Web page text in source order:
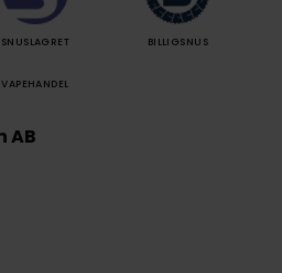
SNUSLAGRET BILLIGSNUS
VAPEHANDEL
AB